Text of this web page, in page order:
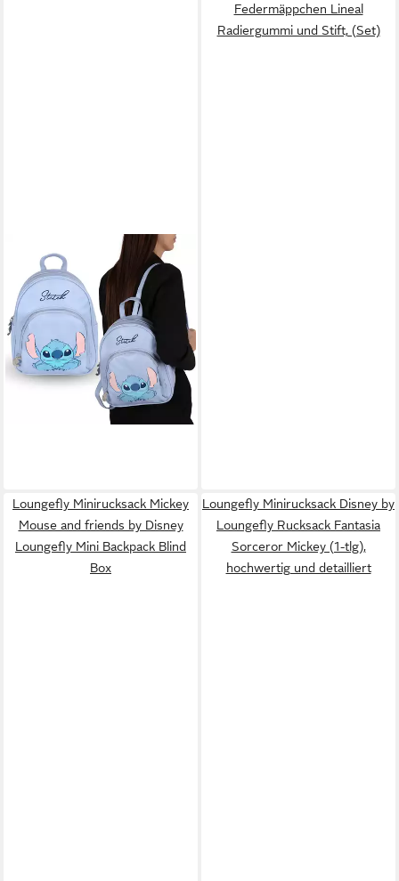
DISNEY
Cityrucksack DISNEY Stitch
Rucksack für Mädchen – 25 ×
9 × 31 cm, Öko-Leder
29,99 €
lieferbar - in 4-5 Werktagen bei dir
Federmäppchen Lineal
Radiergummi und Stift, (Set)
Loungefly Minirucksack Mickey
Mouse and friends by Disney
Loungefly Mini Backpack Blind
Box
Loungefly Minirucksack Disney by
Loungefly Rucksack Fantasia
Sorceror Mickey (1-tlg),
hochwertig und detailliert